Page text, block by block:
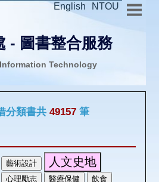
NTOU
English
- 圖書整合服務
Technology
推廣活動
圖書互借
分類書共 49157筆